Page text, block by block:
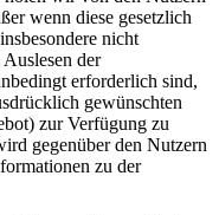
wenn diese gesetzlich
nicht
der
erforderlich sind,
gewünschten
zur Verfügung zu
gegenüber den Nutzern
zu der